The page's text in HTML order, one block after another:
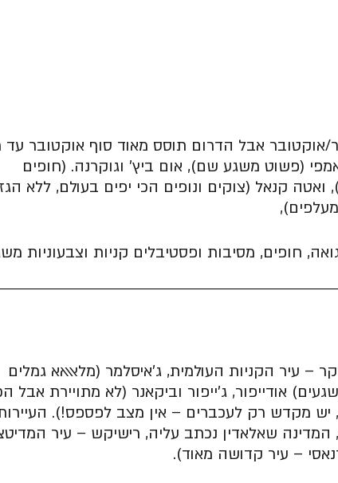
אבל הדרום תוסס מאוד סוף אוקטובר עד
(פשוט משגע שם), אום ביץ׳ וגוקרנה. (חופים
ואטה קנאל (צוקים ונופים הכי יפים בעולם, ללא
חופים, מסיבות ופסטיבלים קניות וצבעוניות
– עיר הקניות העולמית, ג׳איסלמר (מלאאאא גמלים
אודייפור, ג׳ייפור וביקאנר (לא מתויירת אבל
מקדש רק לעכברים – אין מצב לפספס!).
המדינה שאלאדין נכתב עליה, רישיקש – עיר
– עיר קדושה מאוד).